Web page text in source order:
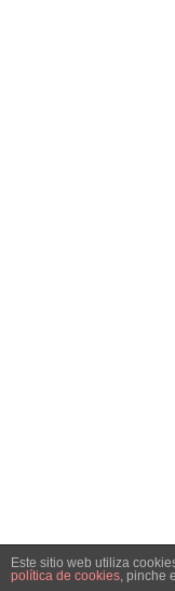
Este sitio web utiliza
política de cookies, pinche